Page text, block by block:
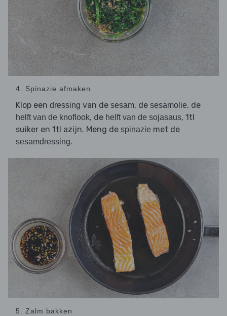
4. Spinazie afmaken
Klop een dressing van de sesam, de sesamolie, de
helft van de knoflook, de helft van de sojasaus, 1tl
suiker en 1tl azijn. Meng de spinazie met de
sesamdressing.
5. Zalm bakken